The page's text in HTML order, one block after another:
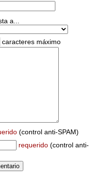
a...
caracteres máximo
(control anti-SPAM)
requerido (control anti-